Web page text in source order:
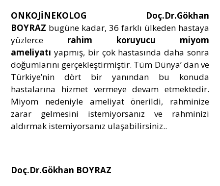
ONKOJİNEKOLOG Doç.Dr.Gökhan
BOYRAZ bugüne kadar, 36 farklı ülkeden hastaya
yüzlerce rahim koruyucu miyom
ameliyatı yapmış, bir çok hastasında daha sonra
doğumlarını gerçekleştirmiştir. Tüm Dünya’ dan ve
Türkiye’nin dört bir yanından bu konuda
hastalarına hizmet vermeye devam etmektedir.
Miyom nedeniyle ameliyat önerildi, rahminize
zarar gelmesini istemiyorsanız ve rahminizi
aldırmak istemiyorsanız ulaşabilirsiniz..
Doç.Dr.Gökhan BOYRAZ